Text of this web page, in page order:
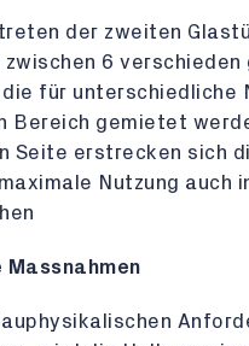
der zweiten
zwischen 6 verschieden
für unterschiedliche
Bereich gemietet
Seite erstrecken sich
Nutzung auch
Massnahmen